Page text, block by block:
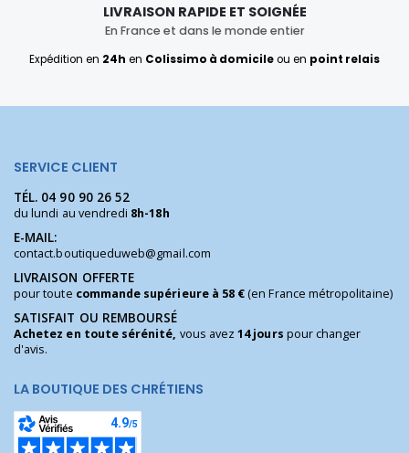
LIVRAISON RAPIDE ET SOIGNÉE
En France et dans le monde entier
Expédition en 24h en Colissimo à domicileou en point relais
SERVICE CLIENT
TÉL. 04 90 90 26 52
du lundi au vendredi 8h-18h
E-MAIL:
contact.boutiqueduweb@gmail.com
LIVRAISON OFFERTE
pour toute commande supérieure à 58 €(en France métropolitaine)
SATISFAIT OU REMBOURSÉ
Achetez en toute sérénité, vous avez14 jours pour changer
d'avis.
LA BOUTIQUE DES CHRÉTIENS